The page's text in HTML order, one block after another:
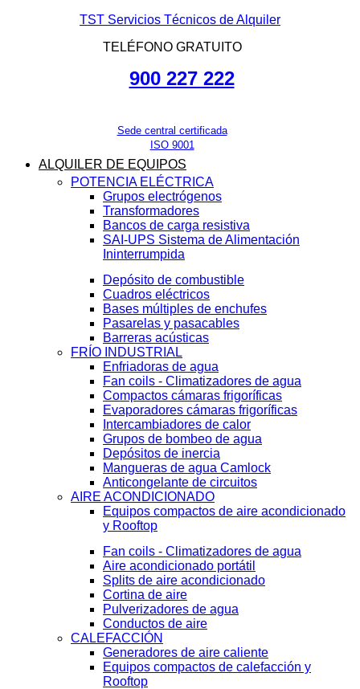
TST Servicios Técnicos de Alquiler
TELÉFONO GRATUITO
900 227 222
Sede central certificada
ISO 9001
ALQUILER DE EQUIPOS
POTENCIA ELÉCTRICA
Grupos electrógenos
Transformadores
Bancos de carga resistiva
SAI-UPS Sistema de Alimentación
Ininterrumpida
Depósito de combustible
Cuadros eléctricos
Bases múltiples de enchufes
Pasarelas y pasacables
Barreras acústicas
FRÍO INDUSTRIAL
Enfriadoras de agua
Fan coils - Climatizadores de agua
Compactos cámaras frigoríficas
Evaporadores cámaras frigoríficas
Intercambiadores de calor
Grupos de bombeo de agua
Depósitos de inercia
Mangueras de agua Camlock
Anticongelante de circuitos
AIRE ACONDICIONADO
Equipos compactos de aire acondicionado
y Rooftop
Fan coils - Climatizadores de agua
Aire acondicionado portátil
Splits de aire acondicionado
Cortina de aire
Pulverizadores de agua
Conductos de aire
CALEFACCIÓN
Generadores de aire caliente
Equipos compactos de calefacción y
Rooftop